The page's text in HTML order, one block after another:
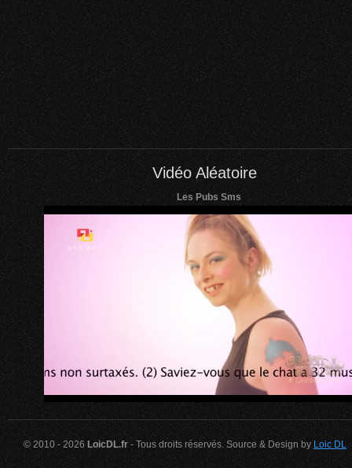
Vidéo Aléatoire
Les Pubs Sms
© 2010 - 2026 LoicDL.fr- Tous droits réservés. Source & Design byLoic DL